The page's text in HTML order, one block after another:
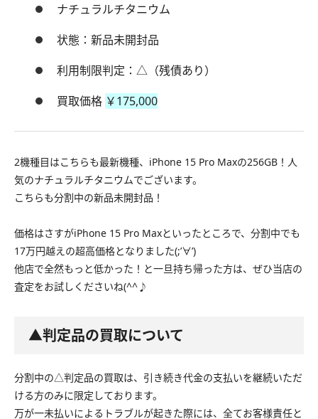
ナチュラルチタニウム
状態：新品未開封品
利用制限判定：△（残債あり）
買取価格 ￥175,000
2機種目はこちらも最新機種、iPhone 15 Pro Maxの256GB！人
気のナチュラルチタニウムでございます。
こちらも分割中の新品未開封品！
価格はさすがiPhone 15 Pro Maxといったところで、分割中でも
17万円越えの超高価格となりました(;’∀’)
他店で全然もっと低かった！と一旦持ち帰った方は、ぜひ当店の
査定をお試しくださいね(^^♪
▲判定品の買取について
分割中の△判定品の買取は、引き続き代金の支払いを継続いただ
ける方のみに限定しております。
万が一未払いによるトラブルが起きた際には、全てお客様責任と